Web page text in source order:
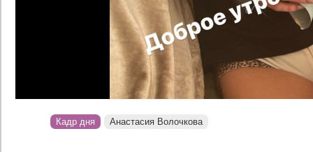
Кадр дня Анастасия Волочкова